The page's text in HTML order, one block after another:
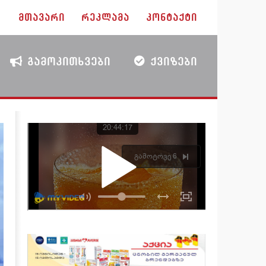
ᲛᲗᲐᲕᲐᲠᲘ ᲠᲔᲙᲚᲐᲛᲐ ᲙᲝᲜᲢᲐᲥᲢᲘ
ᲒᲐᲛᲝᲙᲘᲗᲮᲕᲔᲑᲘ ᲥᲕᲘᲖᲔᲑᲘ